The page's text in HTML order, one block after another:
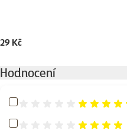
29 Kč
Hodnocení
Hodnocení
Hodnocení